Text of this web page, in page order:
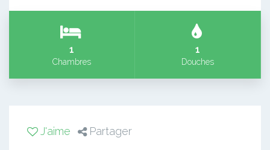
1
Chambres
1
Douches
J'aime Partager